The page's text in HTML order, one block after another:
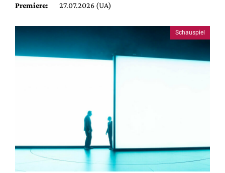
Premiere:
27.07.2026 (UA)
Schauspiel